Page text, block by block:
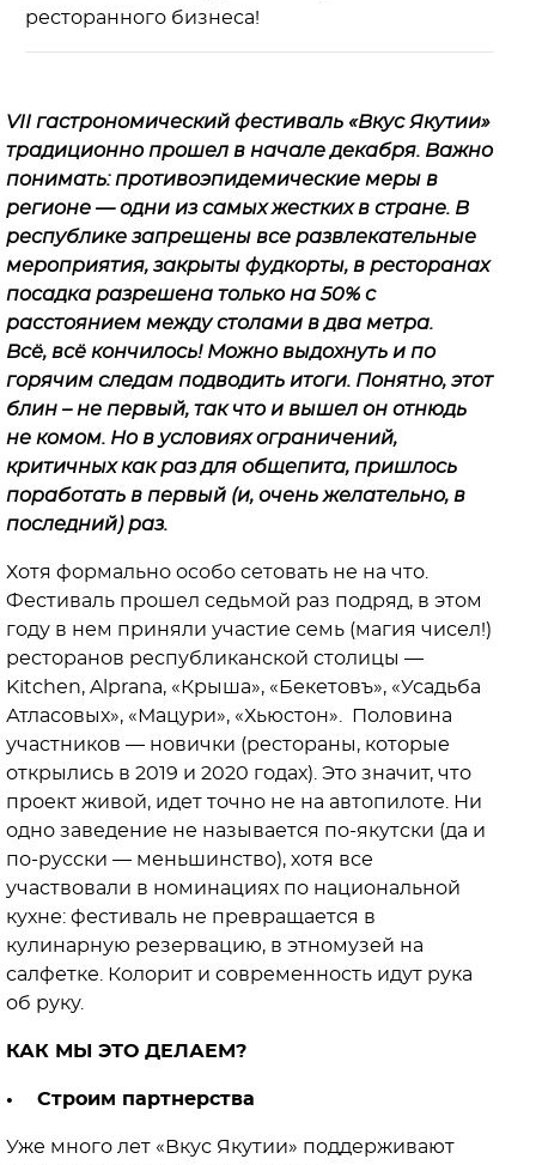
ресторанного бизнеса!
VII гастрономический фестиваль «Вкус Якутии»
традиционно прошел в начале декабря. Важно
понимать: противоэпидемические меры в
регионе — одни из самых жестких в стране. В
республике запрещены все развлекательные
мероприятия, закрыты фудкорты, в ресторанах
посадка разрешена только на 50% с
расстоянием между столами в два метра.
Всё, всё кончилось! Можно выдохнуть и по
горячим следам подводить итоги. Понятно, этот
блин – не первый, так что и вышел он отнюдь
не комом. Но в условиях ограничений,
критичных как раз для общепита, пришлось
поработать в первый (и, очень желательно, в
последний) раз.
Хотя формально особо сетовать не на что.
Фестиваль прошел седьмой раз подряд, в этом
году в нем приняли участие семь (магия чисел!)
ресторанов республиканской столицы —
Kitchen, Alprana, «Крыша», «Бекетовъ», «Усадьба
Атласовых», «Мацури», «Хьюстон». Половина
участников — новички (рестораны, которые
открылись в 2019 и 2020 годах). Это значит, что
проект живой, идет точно не на автопилоте. Ни
одно заведение не называется по-якутски (да и
по-русски — меньшинство), хотя все
участвовали в номинациях по национальной
кухне: фестиваль не превращается в
кулинарную резервацию, в этномузей на
салфетке. Колорит и современность идут рука
об руку.
КАК МЫ ЭТО ДЕЛАЕМ?
• Строим партнерства
Уже много лет «Вкус Якутии» поддерживают